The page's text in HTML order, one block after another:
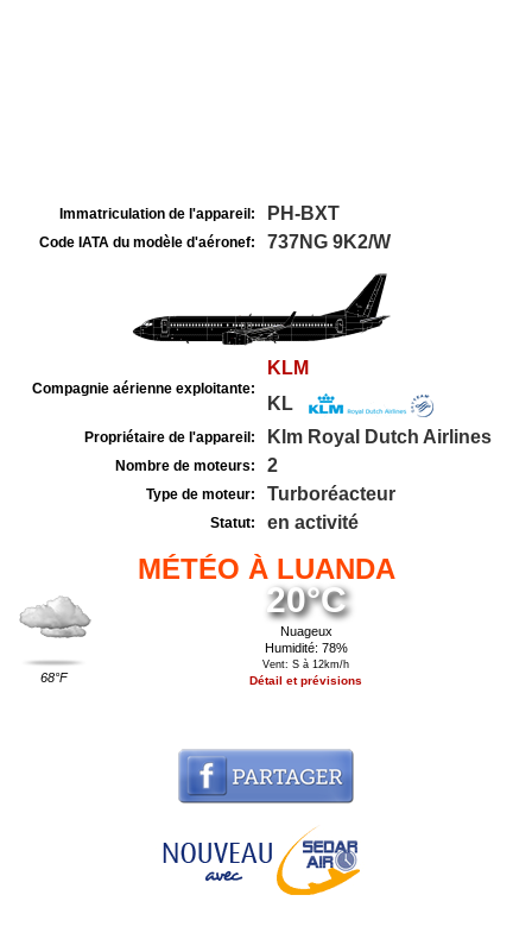
Immatriculation de l'appareil: PH-BXT
Code IATA du modèle d'aéronef: 737NG 9K2/W
Compagnie aérienne exploitante:
KLM
KL
Propriétaire de l'appareil: Klm Royal Dutch Airlines
Nombre de moteurs: 2
Type de moteur: Turboréacteur
Statut: en activité
MÉTÉO À LUANDA
68°F
20°C
Nuageux
Humidité: 78%
Vent: S à 12km/h
Détail et prévisions